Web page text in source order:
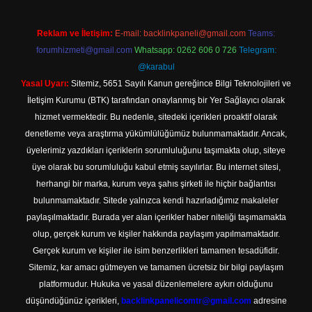
Reklam ve İletişim: E-mail: backlinkpaneli@gmail.com Teams:
forumhizmeti@gmail.com Whatsapp: 0262 606 0 726 Telegram:
@karabul
Yasal Uyarı: Sitemiz, 5651 Sayılı Kanun gereğince Bilgi Teknolojileri ve
İletişim Kurumu (BTK) tarafından onaylanmış bir Yer Sağlayıcı olarak
hizmet vermektedir. Bu nedenle, sitedeki içerikleri proaktif olarak
denetleme veya araştırma yükümlülüğümüz bulunmamaktadır. Ancak,
üyelerimiz yazdıkları içeriklerin sorumluluğunu taşımakta olup, siteye
üye olarak bu sorumluluğu kabul etmiş sayılırlar. Bu internet sitesi,
herhangi bir marka, kurum veya şahıs şirketi ile hiçbir bağlantısı
bulunmamaktadır. Sitede yalnızca kendi hazırladığımız makaleler
paylaşılmaktadır. Burada yer alan içerikler haber niteliği taşımamakta
olup, gerçek kurum ve kişiler hakkında paylaşım yapılmamaktadır.
Gerçek kurum ve kişiler ile isim benzerlikleri tamamen tesadüfidir.
Sitemiz, kar amacı gütmeyen ve tamamen ücretsiz bir bilgi paylaşım
platformudur. Hukuka ve yasal düzenlemelere aykırı olduğunu
düşündüğünüz içerikleri, backlinkpanelicomtr@gmail.com adresine